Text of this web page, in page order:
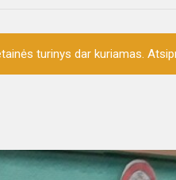
turinys dar kuriamas.